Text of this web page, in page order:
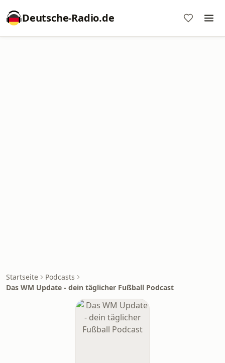
Deutsche-Radio.de
Startseite
Podcasts
Das WM Update - dein täglicher Fußball Podcast